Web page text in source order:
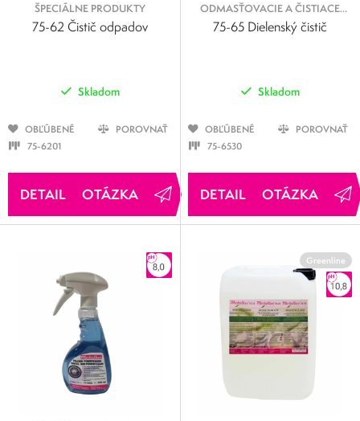
ŠPECIÁLNE PRODUKTY
75-62 Čistič odpadov
Skladom
OBĽÚBENÉ
POROVNAŤ
75-6201
OTÁZKA
ODMASŤOVACIE A ČISTIACE
KVAPALINY
75-65 Dielenský čistič
Skladom
OBĽÚBENÉ
POROVNAŤ
75-6530
OTÁZKA
Greenline